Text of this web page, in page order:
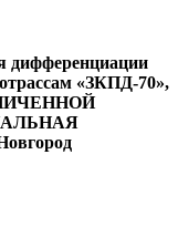
дифференциации
«ЗКПД-70»,